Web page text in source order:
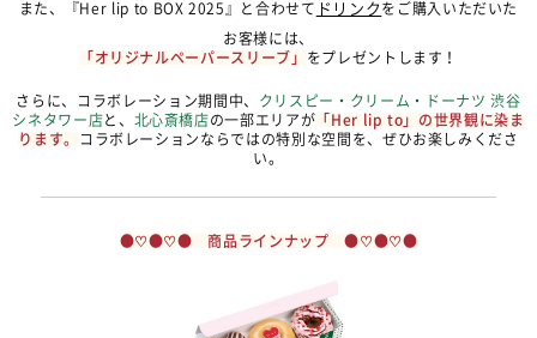
また、『Her lip to BOX 2025』と合わせて ドリンクをご購入いただいた
お客様には、
「オリジナルペーパースリーブ」
をプレゼントします！
さらに、コラボレーション期間中、 クリスピー・クリーム・ドーナツ 渋谷
シネタワー店と、 北心斎橋店の一部エリアが 「Her lip to」の世界観に染ま
ります。
コラボレーションならではの特別な空間を、ぜひお楽しみくださ
い。
●♡●♡● 商品ラインナップ ●♡●♡●